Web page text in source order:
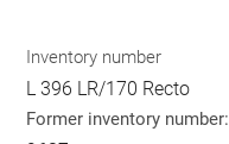
Inventory number
L 396 LR/170 Recto
Former inventory number: